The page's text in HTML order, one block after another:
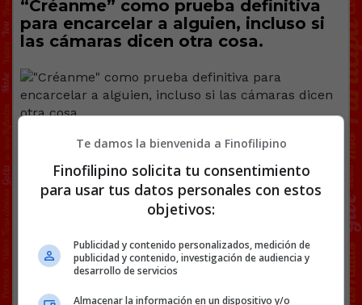
“Créanme” como prueba definitiva
para encarcelar a alguien, incluso si
las cámaras dicen otra cosa.
Facebook
Twitter
WhatsApp
Gmail
Te damos la bienvenida a Finofilipino
Finofilipino solicita tu consentimiento
para usar tus datos personales con estos
objetivos:
Publicidad y contenido personalizados, medición de
publicidad y contenido, investigación de audiencia y
desarrollo de servicios
Almacenar la información en un dispositivo y/o